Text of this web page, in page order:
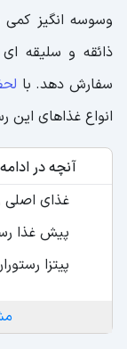
وسوسه انگیز
ذائقه و سلیقه
سفارش دهد. با
انواع غذاهای
آنچه در
غذای اصلی
پیش غذا
پیتزا